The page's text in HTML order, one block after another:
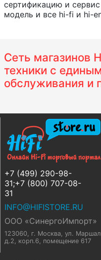
сертификацию и
модель и все hi-fi и hi-
Сеть магазинов
техники с
обслуживания и
+7 (499) 290-98-
31;+7 (800) 707-08-
31
INFO@HIFISTORE.RU
ООО «СинергоИмпорт»
123060, г. Москва, ул.
д.2, корп.6, помещение 617